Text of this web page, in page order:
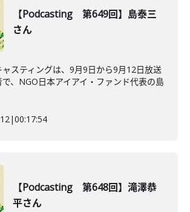
【Podcasting 第649回】島泰三
さん
スティングは、9月9日から9月12日放送
、NGO日本アイアイ・ファンド代表の島
|00:17:54
【Podcasting 第648回】滝澤恭
平さん